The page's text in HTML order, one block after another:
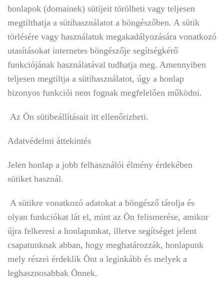
honlapok (domainek) sütijeit törölheti vagy teljesen
megtilthatja a sütihasználatot a böngészőben. A sütik
törlésére vagy használatuk megakadályozására vonatkozó
utasításokat internetes böngészője segítségkérő
funkciójának használatával tudhatja meg. Amennyiben
teljesen megtiltja a sütihasználatot, úgy a honlap
bizonyos funkciói nem fognak megfelelően működni.
Az Ön sütibeállításait itt ellenőrizheti.
Adatvédelmi áttekintés
Jelen honlap a jobb felhasználói élmény érdekében
sütiket használ.
A sütikre vonatkozó adatokat a böngésző tárolja és
olyan funkciókat lát el, mint az Ön felismerése, amikor
újra felkeresi a honlapunkat, illetve segítséget jelent
csapatunknak abban, hogy meghatározzák, honlapunk
mely részei érdeklik Önt a leginkább és melyek a
leghasznosabbak Önnek.